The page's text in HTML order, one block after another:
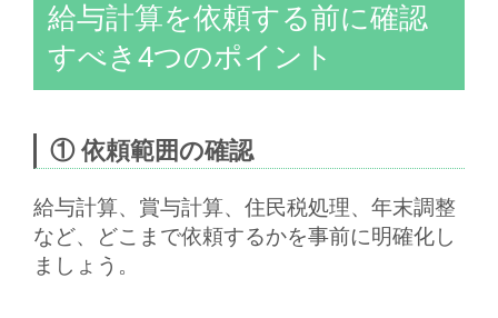
給与計算を依頼する前に確認
すべき4つのポイント
① 依頼範囲の確認
給与計算、賞与計算、住民税処理、年末調整
など、どこまで依頼するかを事前に明確化し
ましょう。